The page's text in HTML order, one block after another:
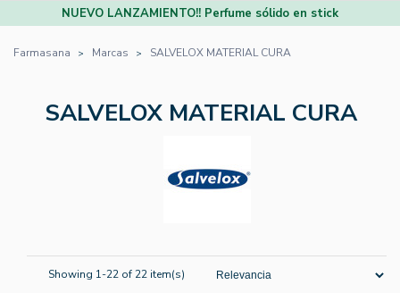
NUEVO LANZAMIENTO!! Perfume sólido en stick
Farmasana Marcas SALVELOX MATERIAL CURA
SALVELOX MATERIAL CURA
Showing 1-22 of 22 item(s)